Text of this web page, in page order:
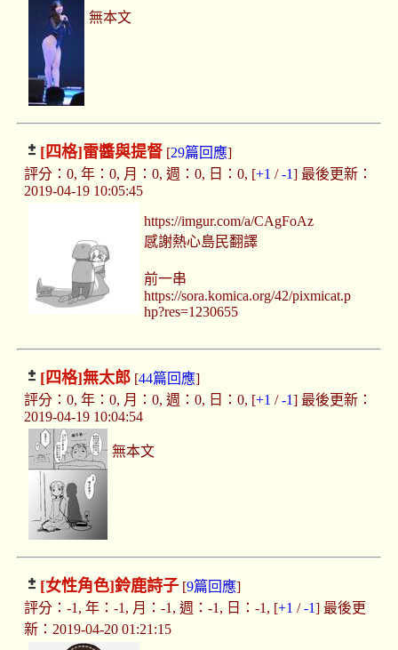
無本文
[四格]雷醬與提督[29篇回應]
評分：0, 年：0, 月：0, 週：0, 日：0, [+1 /-1] 最後更新：
2019-04-19 10:05:45
https://imgur.com/a/CAgFoAz
感謝熱心島民翻譯
前一串
https://sora.komica.org/42/pixmicat.p
hp?res=1230655
[四格]無太郎[44篇回應]
評分：0, 年：0, 月：0, 週：0, 日：0, [+1 /-1] 最後更新：
2019-04-19 10:04:54
無本文
[女性角色]鈴鹿詩子[9篇回應]
評分：-1, 年：-1, 月：-1, 週：-1, 日：-1, [+1 /-1] 最後更
新：2019-04-20 01:21:15